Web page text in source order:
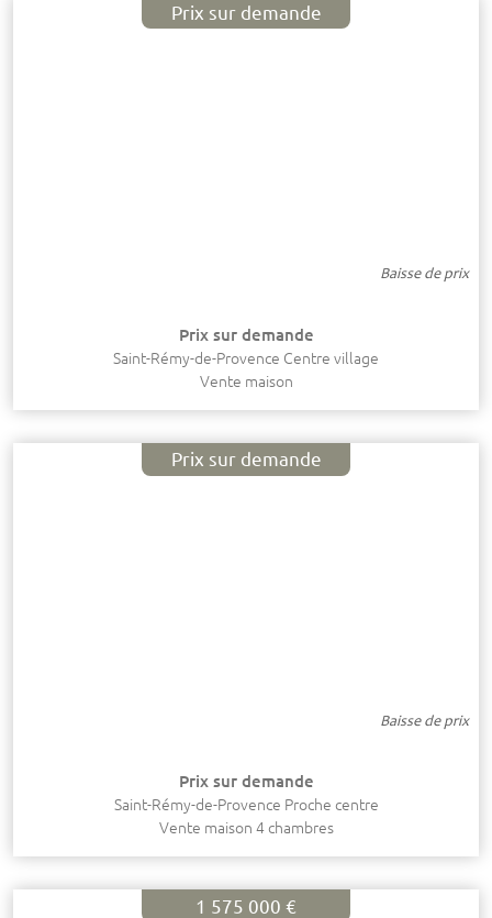
Prix sur demande
Baisse de prix
Prix sur demande
Saint-Rémy-de-Provence Centre village
Vente maison
Prix sur demande
Baisse de prix
Prix sur demande
Saint-Rémy-de-Provence Proche centre
Vente maison 4 chambres
1 575 000 €